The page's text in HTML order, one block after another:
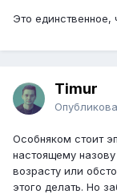
Это единственное,
Timur
Особняком стоит
настоящему
возрасту или
этого делать. Но